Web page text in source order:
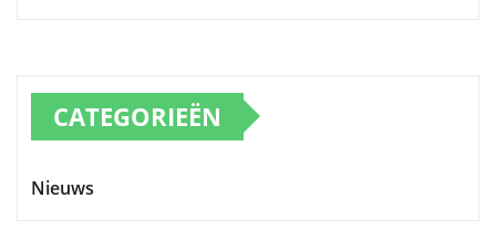
CATEGORIEËN
Nieuws